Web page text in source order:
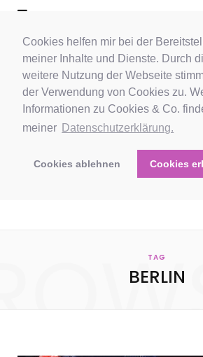
Cookies helfen mir bei der
meiner Inhalte und Dienste. Durch
weitere Nutzung der Webseite
der Verwendung von Cookies zu.
Informationen zu Cookies & Co.
meiner Datenschutzerklärung.
Cookies ablehnen Cookies
TAG
BERLIN